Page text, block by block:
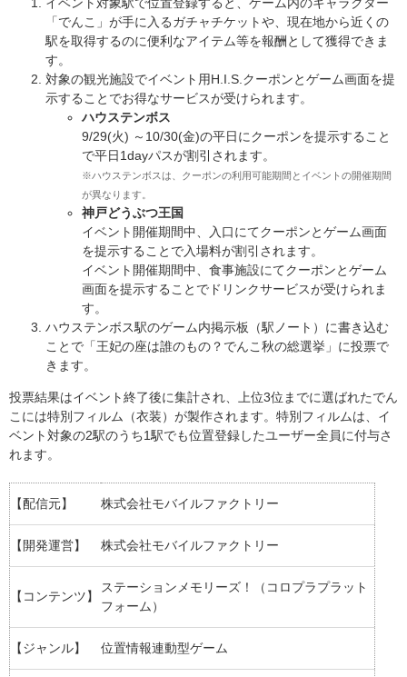
「でんこ」が手に入るガチャチケットや、現在地から近くの
駅を取得するのに便利なアイテム等を報酬として獲得できま
す。
対象の観光施設でイベント用H.I.S.クーポンとゲーム画面を提
示することでお得なサービスが受けられます。
ハウステンボス
9/29(火) ～10/30(金)の平日にクーポンを提示すること
で平日1dayパスが割引されます。
※ハウステンボスは、クーポンの利用可能期間とイベントの開催期間
が異なります。
神戸どうぶつ王国
イベント開催期間中、入口にてクーポンとゲーム画面
を提示することで入場料が割引されます。
イベント開催期間中、食事施設にてクーポンとゲーム
画面を提示することでドリンクサービスが受けられま
す。
ハウステンボス駅のゲーム内掲示板（駅ノート）に書き込む
ことで「王妃の座は誰のもの？でんこ秋の総選挙」に投票で
きます。
投票結果はイベント終了後に集計され、上位3位までに選ばれたでん
こには特別フィルム（衣装）が製作されます。特別フィルムは、イ
ベント対象の2駅のうち1駅でも位置登録したユーザー全員に付与さ
れます。
【配信元】 株式会社モバイルファクトリー
【開発運営】 株式会社モバイルファクトリー
【コンテンツ】
ステーションメモリーズ！（コロプラプラット
フォーム）
【ジャンル】 位置情報連動型ゲーム